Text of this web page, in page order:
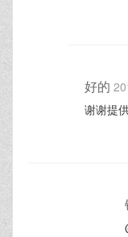
好的
谢谢提